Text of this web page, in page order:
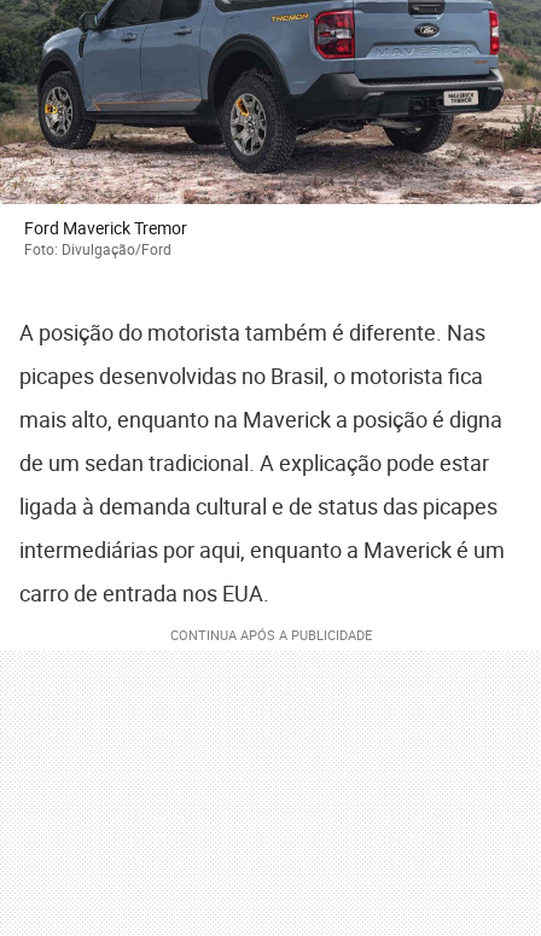
Ford Maverick Tremor
Foto: Divulgação/Ford
A posição do motorista também é diferente. Nas
picapes desenvolvidas no Brasil, o motorista fica
mais alto, enquanto na Maverick a posição é digna
de um sedan tradicional. A explicação pode estar
ligada à demanda cultural e de status das picapes
intermediárias por aqui, enquanto a Maverick é um
carro de entrada nos EUA.